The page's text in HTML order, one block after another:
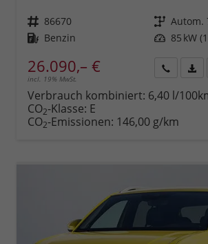
Fahrzeugnr. 86670 Getriebe Autom.
Kraftstoff Benzin Leistung 85 kW
26.090,– €
incl. 19% MwSt.
anfordern
Verbrauch kombiniert: 6,40 l/
CO2-Klasse: E
CO2-Emissionen: 146,00 g/km